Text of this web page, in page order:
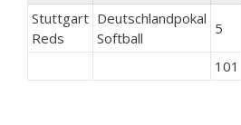
Stuttgart
Reds
Deutschlandpokal
Softball
5
101